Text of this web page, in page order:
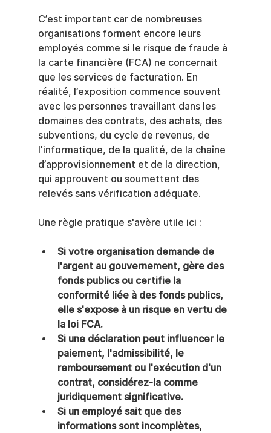
C’est important car de nombreuses
organisations forment encore leurs
employés comme si le risque de fraude à
la carte financière (FCA) ne concernait
que les services de facturation. En
réalité, l’exposition commence souvent
avec les personnes travaillant dans les
domaines des contrats, des achats, des
subventions, du cycle de revenus, de
l’informatique, de la qualité, de la chaîne
d’approvisionnement et de la direction,
qui approuvent ou soumettent des
relevés sans vérification adéquate.
Une règle pratique s'avère utile ici :
Si votre organisation demande de
l'argent au gouvernement, gère des
fonds publics ou certifie la
conformité liée à des fonds publics,
elle s'expose à un risque en vertu de
la loi FCA.
Si une déclaration peut influencer le
paiement, l'admissibilité, le
remboursement ou l'exécution d'un
contrat, considérez-la comme
juridiquement significative.
Si un employé sait que des
informations sont incomplètes,